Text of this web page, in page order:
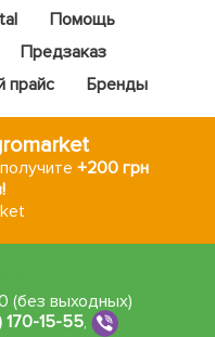
Помощь
Предзаказ
прайс Бренды
+200 грн
(без выходных)
170-15-55,